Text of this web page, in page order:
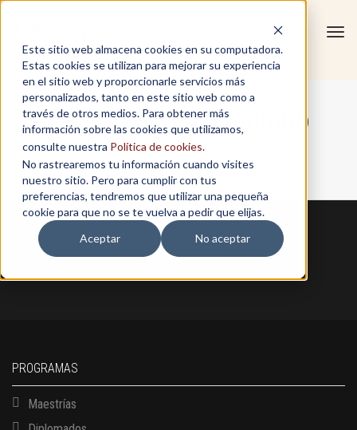
Este sitio web almacena cookies en su computadora.
Estas cookies se utilizan para mejorar su experiencia
en el sitio web y proporcionarle servicios más
personalizados, tanto en este sitio web como a
través de otros medios. Para obtener más
información sobre las cookies que utilizamos,
consulte nuestra Política de cookies.
No rastrearemos tu información cuando visites
nuestro sitio. Pero para cumplir con tus
preferencias, tendremos que utilizar una pequeña
cookie para que no se te vuelva a pedir que elijas.
Aceptar
No aceptar
Catalina Pazos Chimbo
Home / Catalina Pazos Chimbo
PROGRAMAS
Maestrías